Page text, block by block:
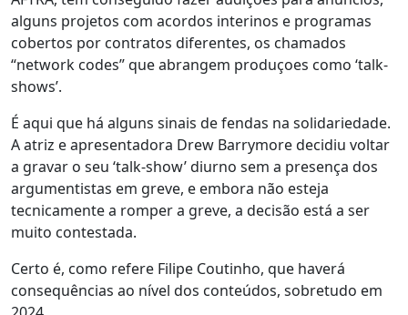
alguns projetos com acordos interinos e programas
cobertos por contratos diferentes, os chamados
“network codes” que abrangem produçoes como ‘talk-
shows’.
É aqui que há alguns sinais de fendas na solidariedade.
A atriz e apresentadora Drew Barrymore decidiu voltar
a gravar o seu ‘talk-show’ diurno sem a presença dos
argumentistas em greve, e embora não esteja
tecnicamente a romper a greve, a decisão está a ser
muito contestada.
Certo é, como refere Filipe Coutinho, que haverá
consequências ao nível dos conteúdos, sobretudo em